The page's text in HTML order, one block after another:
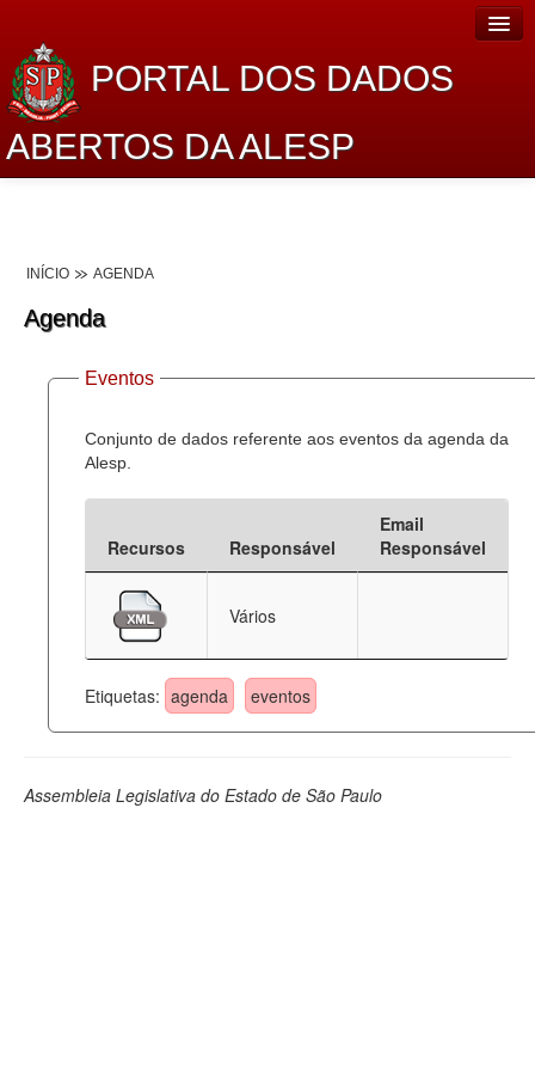
PORTAL DOS DADOS
ABERTOS DA ALESP
Lei de Acesso à Informação
Dados Governamentais Abertos
Planejamento
Catálogo de dados
Deputados Estaduais
Administração
Legislação
INÍCIO AGENDA
Agenda
Eventos
Conjunto de dados referente aos eventos da agenda da
Alesp.
Recursos Responsável
Email
Responsável
Vários
Etiquetas: agenda eventos
Assembleia Legislativa do Estado de São Paulo